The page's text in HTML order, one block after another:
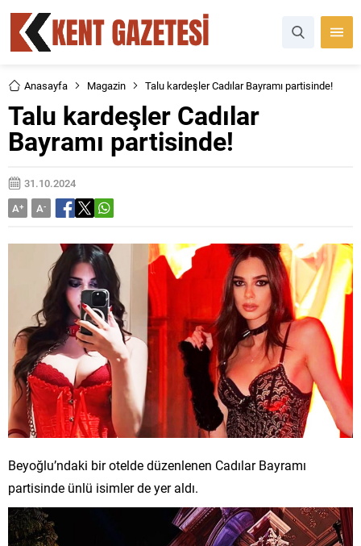
Anasayfa Magazin Talu kardeşler Cadılar Bayramı partisinde!
Talu kardeşler Cadılar
Bayramı partisinde!
31.10.2024
A+ A-
Beyoğlu’ndaki bir otelde düzenlenen Cadılar Bayramı
partisinde ünlü isimler de yer aldı.